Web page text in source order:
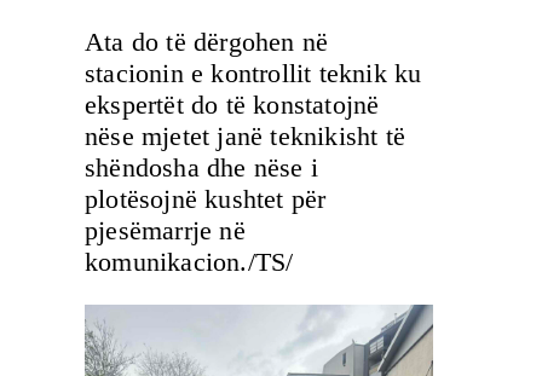
Ata do të dërgohen në
stacionin e kontrollit teknik ku
ekspertët do të konstatojnë
nëse mjetet janë teknikisht të
shëndosha dhe nëse i
plotësojnë kushtet për
pjesëmarrje në
komunikacion./TS/